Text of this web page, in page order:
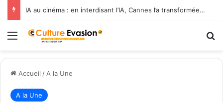
IA au cinéma : en interdisant l’IA, Cannes l’a transformée en label de luxe
Menu
Accueil / A la Une
A la Une